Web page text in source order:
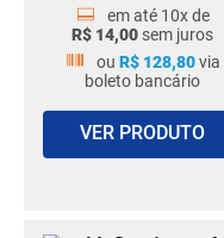
em até 10x de
R$ 14,00 sem juros
ou R$ 128,80via
boleto bancário
VER PRODUTO